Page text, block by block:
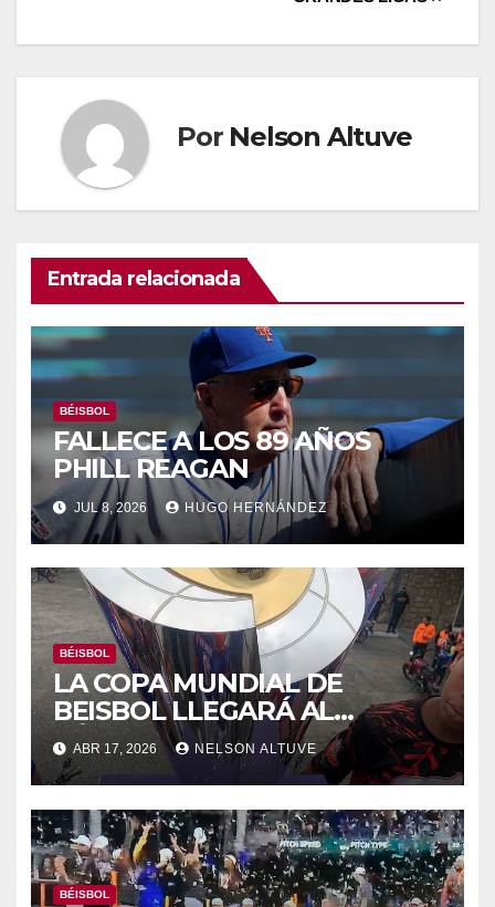
Por Nelson Altuve
Entrada relacionada
BÉISBOL
FALLECE A LOS 89 AÑOS
PHILL REAGAN
JUL 8, 2026 HUGO HERNÁNDEZ
BÉISBOL
LA COPA MUNDIAL DE
BEISBOL LLEGARÁ AL
TÁCHIRA EL 21A
ABR 17, 2026 NELSON ALTUVE
BÉISBOL